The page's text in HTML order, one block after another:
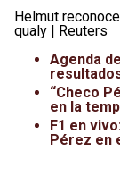
Helmut
qualy | Reuters
Agenda
“Checo
en la
F1 en
Pérez en